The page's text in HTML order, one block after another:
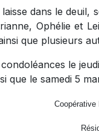
dans le deuil,
Ophélie et
que plusieurs
le
que le samedi 5
Coopérative